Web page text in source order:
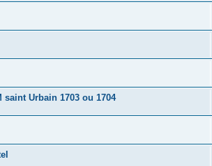
Urbain 1703 ou 1704